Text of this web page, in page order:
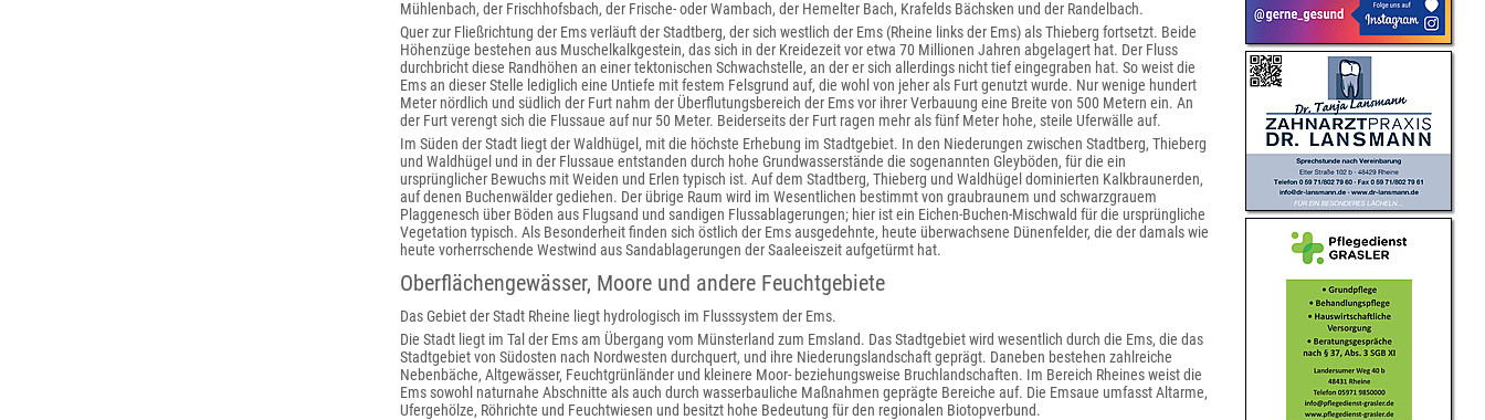
Mühlenbach, der Frischhofsbach, der Frische- oder Wambach, der Hemelter Bach, Krafelds Bächsken und der Randelbach.
Quer zur Fließrichtung der Ems verläuft der Stadtberg, der sich westlich der Ems (Rheine links der Ems) als Thieberg fortsetzt. Beide
Höhenzüge bestehen aus Muschelkalkgestein, das sich in der Kreidezeit vor etwa 70 Millionen Jahren abgelagert hat. Der Fluss
durchbricht diese Randhöhen an einer tektonischen Schwachstelle, an der er sich allerdings nicht tief eingegraben hat. So weist die
Ems an dieser Stelle lediglich eine Untiefe mit festem Felsgrund auf, die wohl von jeher als Furt genutzt wurde. Nur wenige hundert
Meter nördlich und südlich der Furt nahm der Überflutungsbereich der Ems vor ihrer Verbauung eine Breite von 500 Metern ein. An
der Furt verengt sich die Flussaue auf nur 50 Meter. Beiderseits der Furt ragen mehr als fünf Meter hohe, steile Uferwälle auf.
Im Süden der Stadt liegt der Waldhügel, mit die höchste Erhebung im Stadtgebiet. In den Niederungen zwischen Stadtberg, Thieberg
und Waldhügel und in der Flussaue entstanden durch hohe Grundwasserstände die sogenannten Gleyböden, für die ein
ursprünglicher Bewuchs mit Weiden und Erlen typisch ist. Auf dem Stadtberg, Thieberg und Waldhügel dominierten Kalkbraunerden,
auf denen Buchenwälder gediehen. Der übrige Raum wird im Wesentlichen bestimmt von graubraunem und schwarzgrauem
Plaggenesch über Böden aus Flugsand und sandigen Flussablagerungen; hier ist ein Eichen-Buchen-Mischwald für die ursprüngliche
Vegetation typisch. Als Besonderheit finden sich östlich der Ems ausgedehnte, heute überwachsene Dünenfelder, die der damals wie
heute vorherrschende Westwind aus Sandablagerungen der Saaleeiszeit aufgetürmt hat.
Oberflächengewässer, Moore und andere Feuchtgebiete
Das Gebiet der Stadt Rheine liegt hydrologisch im Flusssystem der Ems.
Die Stadt liegt im Tal der Ems am Übergang vom Münsterland zum Emsland. Das Stadtgebiet wird wesentlich durch die Ems, die das
Stadtgebiet von Südosten nach Nordwesten durchquert, und ihre Niederungslandschaft geprägt. Daneben bestehen zahlreiche
Nebenbäche, Altgewässer, Feuchtgrünländer und kleinere Moor- beziehungsweise Bruchlandschaften. Im Bereich Rheines weist die
Ems sowohl naturnahe Abschnitte als auch durch wasserbauliche Maßnahmen geprägte Bereiche auf. Die Emsaue umfasst Altarme,
Ufergehölze, Röhrichte und Feuchtwiesen und besitzt hohe Bedeutung für den regionalen Biotopverbund.